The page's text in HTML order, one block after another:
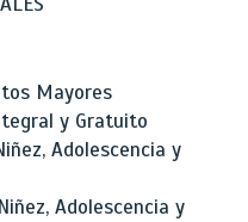
Mayores
y Gratuito
Adolescencia y
Adolescencia y